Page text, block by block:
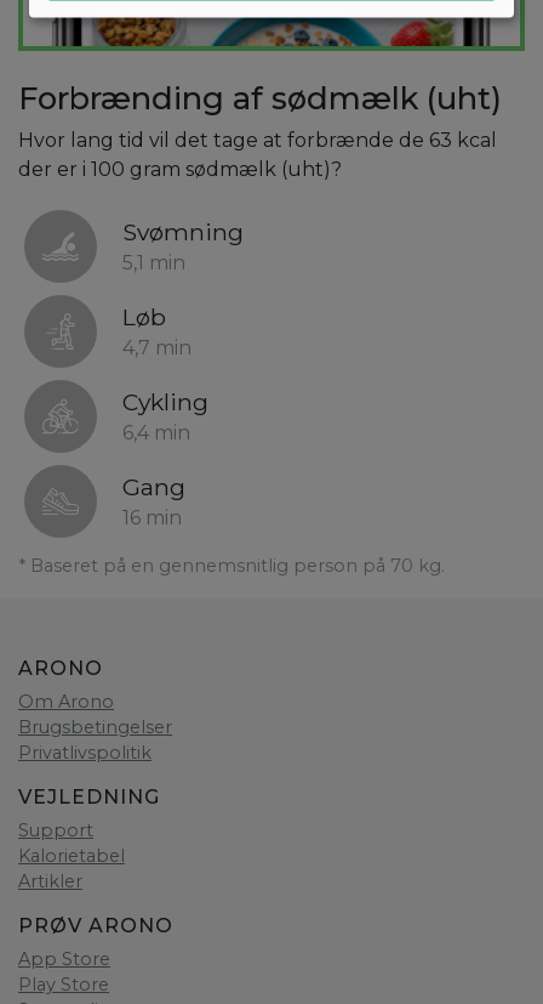
Forbrænding af sødmælk (uht)
Hvor lang tid vil det tage at forbrænde de 63 kcal
der er i 100 gram sødmælk (uht)?
Svømning
5,1 min
Løb
4,7 min
Cykling
6,4 min
Gang
16 min
* Baseret på en gennemsnitlig person på 70 kg.
ARONO
Om Arono
Brugsbetingelser
Privatlivspolitik
VEJLEDNING
Support
Kalorietabel
Artikler
PRØV ARONO
App Store
Play Store